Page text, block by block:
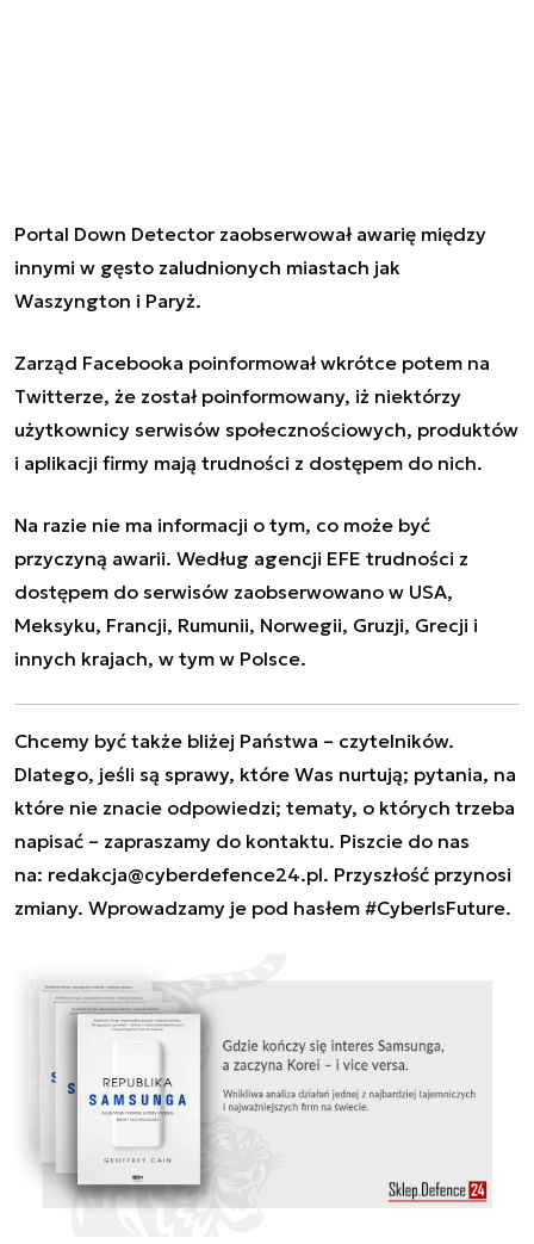
Portal Down Detector zaobserwował awarię między
innymi w gęsto zaludnionych miastach jak
Waszyngton i Paryż.
Zarząd Facebooka poinformował wkrótce potem na
Twitterze, że został poinformowany, iż niektórzy
użytkownicy serwisów społecznościowych, produktów
i aplikacji firmy mają trudności z dostępem do nich.
Na razie nie ma informacji o tym, co może być
przyczyną awarii. Według agencji EFE trudności z
dostępem do serwisów zaobserwowano w USA,
Meksyku, Francji, Rumunii, Norwegii, Gruzji, Grecji i
innych krajach, w tym w Polsce.
Chcemy być także bliżej Państwa – czytelników.
Dlatego, jeśli są sprawy, które Was nurtują; pytania, na
które nie znacie odpowiedzi; tematy, o których trzeba
napisać – zapraszamy do kontaktu. Piszcie do nas
na: redakcja@cyberdefence24.pl. Przyszłość przynosi
zmiany. Wprowadzamy je pod hasłem #CyberIsFuture.